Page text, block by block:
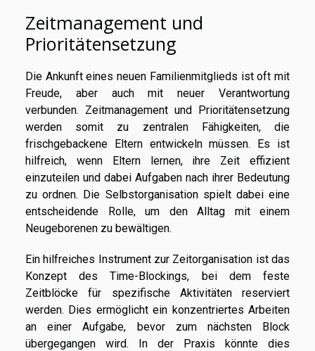
Zeitmanagement und
Prioritätensetzung
Die Ankunft eines neuen Familienmitglieds ist oft mit
Freude, aber auch mit neuer Verantwortung
verbunden. Zeitmanagement und Prioritätensetzung
werden somit zu zentralen Fähigkeiten, die
frischgebackene Eltern entwickeln müssen. Es ist
hilfreich, wenn Eltern lernen, ihre Zeit effizient
einzuteilen und dabei Aufgaben nach ihrer Bedeutung
zu ordnen. Die Selbstorganisation spielt dabei eine
entscheidende Rolle, um den Alltag mit einem
Neugeborenen zu bewältigen.
Ein hilfreiches Instrument zur Zeitorganisation ist das
Konzept des Time-Blockings, bei dem feste
Zeitblöcke für spezifische Aktivitäten reserviert
werden. Dies ermöglicht ein konzentriertes Arbeiten
an einer Aufgabe, bevor zum nächsten Block
übergegangen wird. In der Praxis könnte dies